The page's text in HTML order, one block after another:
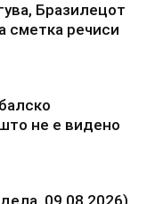
Бразилецот
сметка речиси
не е видено